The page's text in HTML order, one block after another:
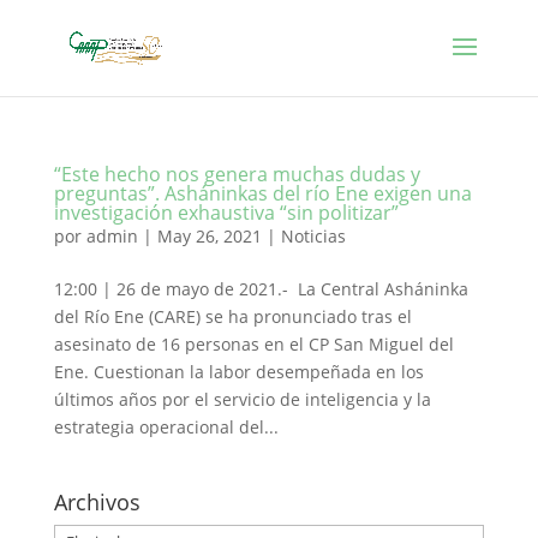
“Este hecho nos genera muchas dudas y
preguntas”. Asháninkas del río Ene exigen una
investigación exhaustiva “sin politizar”
por admin | May 26, 2021 | Noticias
12:00 | 26 de mayo de 2021.- La Central Asháninka
del Río Ene (CARE) se ha pronunciado tras el
asesinato de 16 personas en el CP San Miguel del
Ene. Cuestionan la labor desempeñada en los
últimos años por el servicio de inteligencia y la
estrategia operacional del...
Archivos